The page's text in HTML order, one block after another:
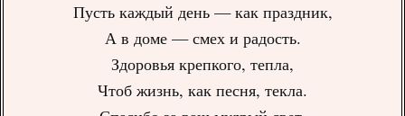
Пусть каждый день — как праздник,
А в доме — смех и радость.
Здоровья крепкого, тепла,
Чтоб жизнь, как песня, текла.